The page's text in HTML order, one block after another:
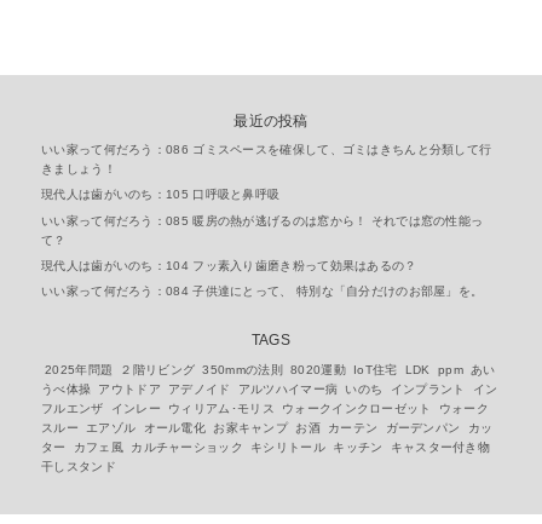
最近の投稿
いい家って何だろう：086 ゴミスペースを確保して、ゴミはきちんと分類して行
きましょう！
現代人は歯がいのち：105 口呼吸と鼻呼吸
いい家って何だろう：085 暖房の熱が逃げるのは窓から！ それでは窓の性能っ
て？
現代人は歯がいのち：104 フッ素入り歯磨き粉って効果はあるの？
いい家って何だろう：084 子供達にとって、 特別な「自分だけのお部屋」を。
TAGS
2025年問題 ２階リビング 350mmの法則 8020運動 IoT住宅 LDK ppm
あい
うべ体操
アウトドア アデノイド アルツハイマー病 いのち インプラント
イン
フルエンザ
インレー ウィリアム･モリス ウォークインクローゼット
ウォーク
スルー
エアゾル オール電化 お家キャンプ お酒 カーテン ガーデンパン
カッ
ター
カフェ風 カルチャーショック キシリトール キッチン
キャスター付き物
干しスタンド